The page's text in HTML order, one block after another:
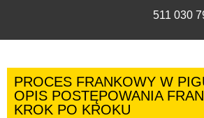
511 030
PROCES FRANKOWY W
OPIS POSTĘPOWANIA
KROK PO KROKU